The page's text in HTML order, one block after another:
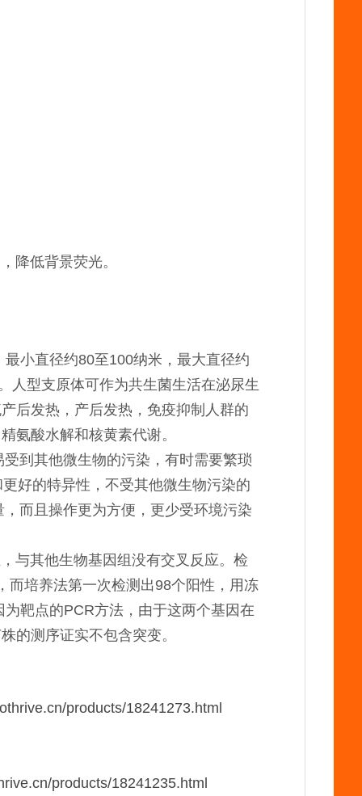
降低背景荧光。
小直径约80至100纳米，最大直径约
人型支原体可作为共生菌生活在泌尿生
后发热，产后发热，免疫抑制人群的
氨酸水解和核黄素代谢。
到其他微生物的污染，有时需要繁琐
好的特异性，不受其他微生物污染的
而且操作更为方便，更少受环境污染
与其他生物基因组没有交叉反应。检
而培养法第一次检测出98个阳性，用冻
靶点的PCR方法，由于这两个基因在
的测序证实不包含突变。
products/18241273.html
products/18241235.html